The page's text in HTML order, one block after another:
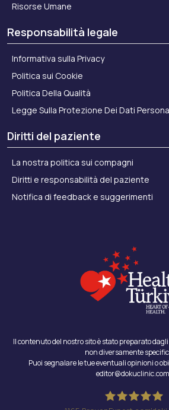
Risorse Umane
Responsabilità legale
Informativa sulla Privacy
Politica sui Cookie
Politica Della Qualità
Legge Sulla Protezione Dei Dati
Diritti del paziente
La nostra politica sui compagni
Diritti e responsabilità del paziente
Notifica di feedback e suggerimenti
Il contenuto del nostro sito è stato preparato
non diversamente
Puoi segnalare le tue eventuali opinioni o
editor@dokuclinic.com